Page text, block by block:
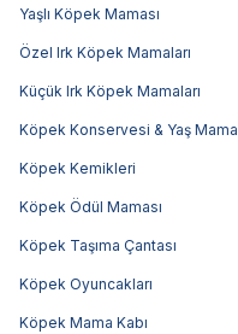
Yaşlı Köpek Maması
Özel Irk Köpek Mamaları
Küçük Irk Köpek Mamaları
Köpek Konservesi & Yaş Mama
Köpek Kemikleri
Köpek Ödül Maması
Köpek Taşıma Çantası
Köpek Oyuncakları
Köpek Mama Kabı